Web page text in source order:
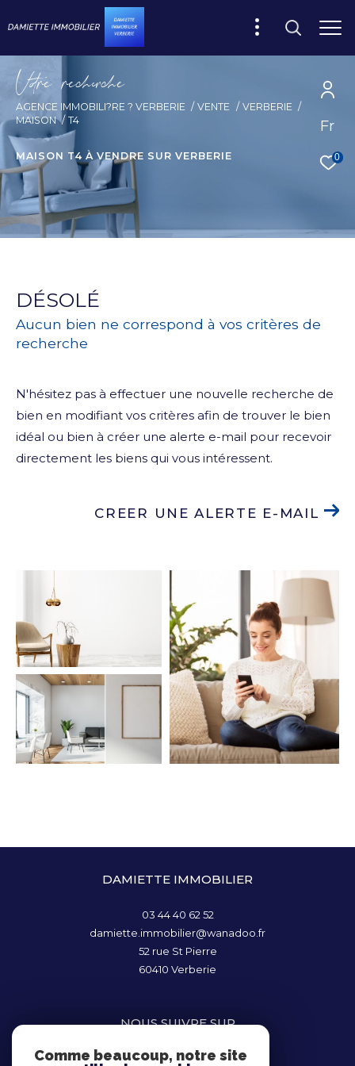
Fr
0
Vore recece
AGENCE IMMOBILI?RE ? VERBERIE VENTE
VERBERIE
MAISON
T4
MAISON T4 À VENDRE SUR VERBERIE
DÉSOLÉ
Aucun bien ne correspond à vos critères de
recherche
N'hésitez pas à effectuer une nouvelle recherche de
bien en modifiant vos critères afin de trouver le bien
idéal ou bien à créer une alerte e-mail pour recevoir
directement les biens qui vous intéressent.
CREER UNE ALERTE E-MAIL
DAMIETTE IMMOBILIER
03 44 40 62 52
damiette.immobilier@wanadoo.fr
52 rue St Pierre
60410
Verberie
NOUS SUIVRE SUR
Comme beaucoup, notre site